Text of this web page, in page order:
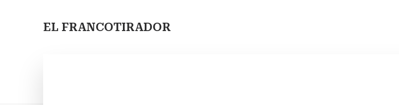
EL FRANCOTIRADOR